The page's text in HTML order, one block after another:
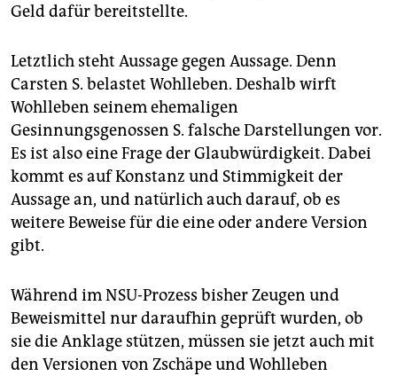
Geld dafür bereitstellte.
Letztlich steht Aussage gegen Aussage. Denn
Carsten S. belastet Wohlleben. Deshalb wirft
Wohlleben seinem ehemaligen
Gesinnungsgenossen S. falsche Darstellungen vor.
Es ist also eine Frage der Glaubwürdigkeit. Dabei
kommt es auf Konstanz und Stimmigkeit der
Aussage an, und natürlich auch darauf, ob es
weitere Beweise für die eine oder andere Version
gibt.
Während im NSU-Prozess bisher Zeugen und
Beweismittel nur daraufhin geprüft wurden, ob
sie die Anklage stützen, müssen sie jetzt auch mit
den Versionen von Zschäpe und Wohlleben